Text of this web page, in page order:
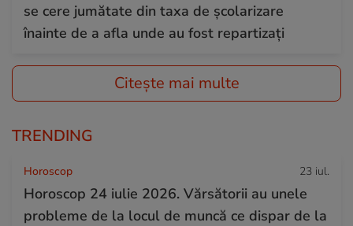
se cere jumătate din taxa de școlarizare
înainte de a afla unde au fost repartizați
Citește mai multe
TRENDING
Horoscop 23 iul.
Horoscop 24 iulie 2026. Vărsătorii au unele
probleme de la locul de muncă ce dispar de la